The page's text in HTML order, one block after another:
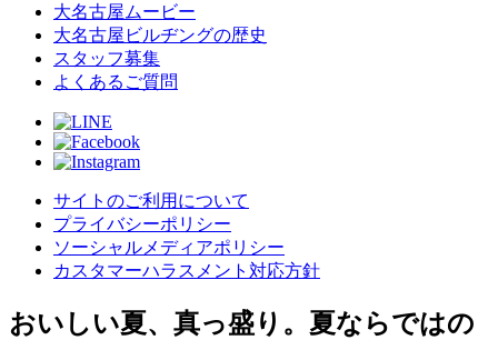
大名古屋ムービー
大名古屋ビルヂングの歴史
スタッフ募集
よくあるご質問
サイトのご利用について
プライバシーポリシー
ソーシャルメディアポリシー
カスタマーハラスメント対応方針
おいしい夏、真っ盛り。夏ならではの